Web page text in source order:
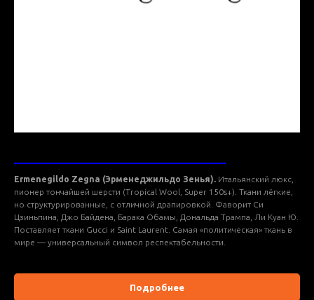
Ermenegildo Zegna (Эрменеджильдо Зенья). Итальянский люкс,
пионер тончайшей шерсти (Tropical Wool, Super 150s+). Ткани лёгкие,
но структурированные, с отличной драпировкой. Фаворит Си
Цзиньпина, Джо Байдена, Барака Обамы, Дональда Трампа, Ли Куан Ю.
Поставляет ткани Gucci и Saint Laurent. Самая «политическая» ткань в
мире — универсальный символ респектабельности.
Подробнее